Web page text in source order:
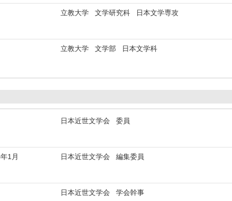
立教大学 文学研究科 日本文学専攻
立教大学 文学部 日本文学科
日本近世文学会 委員
1月 日本近世文学会 編集委員
日本近世文学会 学会幹事